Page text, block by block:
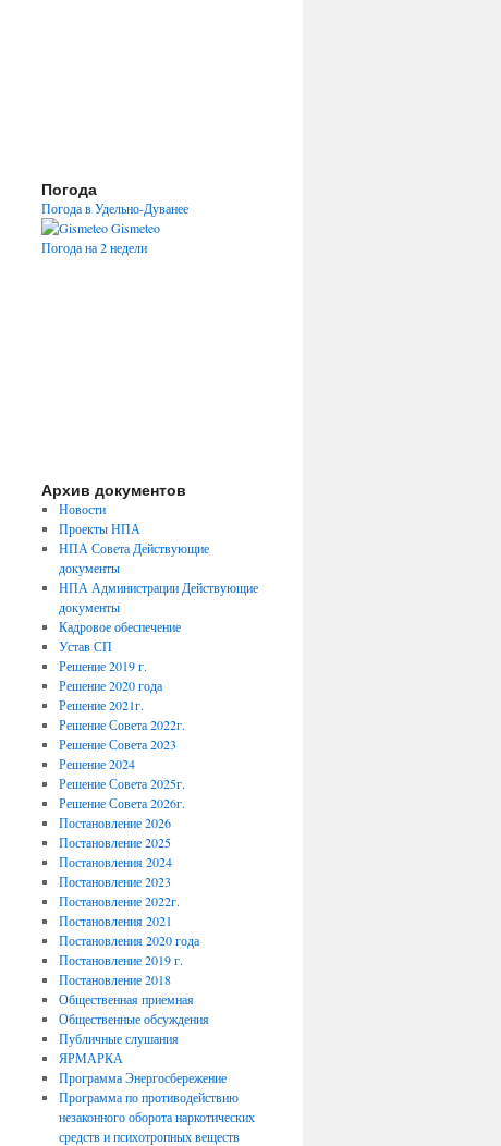
Погода
Погода в Удельно-Дуванее
Gismeteo
Погода на 2 недели
Архив документов
Новости
Проекты НПА
НПА Совета Действующие
документы
НПА Администрации Действующие
документы
Кадровое обеспечение
Устав СП
Решение 2019 г.
Решение 2020 года
Решение 2021г.
Решение Совета 2022г.
Решение Совета 2023
Решение 2024
Решение Совета 2025г.
Решение Совета 2026г.
Постановление 2026
Постановление 2025
Постановления 2024
Постановление 2023
Постановление 2022г.
Постановления 2021
Постановления 2020 года
Постановление 2019 г.
Постановление 2018
Общественная приемная
Общественные обсуждения
Публичные слушания
ЯРМАРКА
Программа Энергосбережение
Программа по противодействию
незаконного оборота наркотических
средств и психотропных веществ